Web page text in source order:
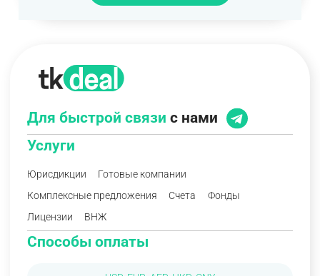
Услуги
Юрисдикции
Готовые компании
Комплексные предложения
Счета
Фонды
Лицензии
ВНЖ
Способы оплаты
Для быстрой связи с нами